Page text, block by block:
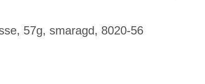
57g, smaragd, 8020-56